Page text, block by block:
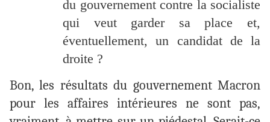
du gouvernement contre la socialiste
qui veut garder sa place et,
éventuellement, un candidat de la
droite ?
Bon, les résultats du gouvernement Macron
pour les affaires intérieures ne sont pas,